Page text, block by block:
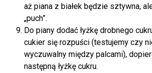
aż piana z białek będzie sztywna,
„puch”.
Do piany dodać łyżkę drobnego
cukier się rozpuści (testujemy czy
wyczuwalny między palcami),
następną łyżkę cukru.